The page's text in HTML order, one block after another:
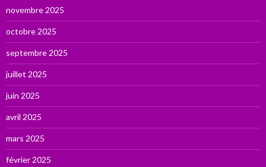
novembre 2025
octobre 2025
septembre 2025
juillet 2025
juin 2025
avril 2025
mars 2025
février 2025